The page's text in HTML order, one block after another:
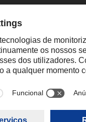
shipment
como
aumenta
prevendo